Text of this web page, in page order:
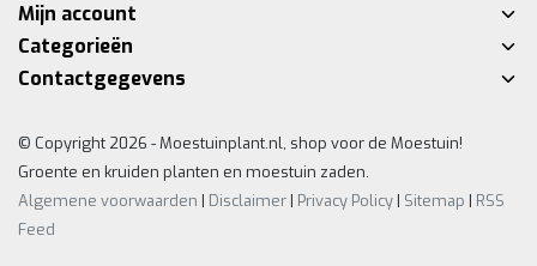
Mijn account
Categorieën
Contactgegevens
© Copyright 2026 - Moestuinplant.nl, shop voor de Moestuin!
Groente en kruiden planten en moestuin zaden.
Algemene voorwaarden | Disclaimer | Privacy Policy | Sitemap | RSS
Feed